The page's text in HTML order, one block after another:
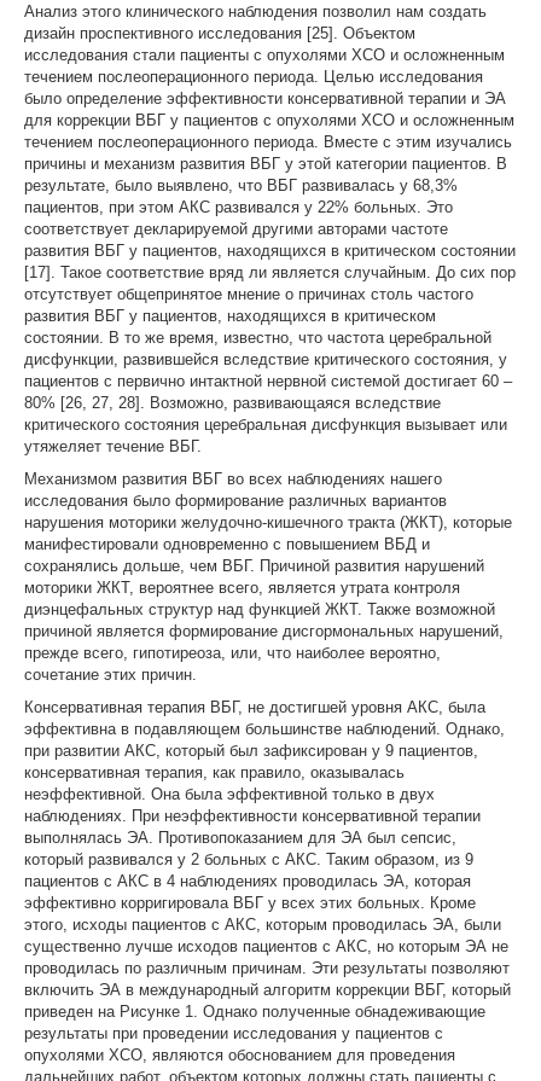
Анализ этого клинического наблюдения позволил нам создать
дизайн проспективного исследования [25]. Объектом
исследования стали пациенты с опухолями ХСО и осложненным
течением послеоперационного периода. Целью исследования
было определение эффективности консервативной терапии и ЭА
для коррекции ВБГ у пациентов с опухолями ХСО и осложненным
течением послеоперационного периода. Вместе с этим изучались
причины и механизм развития ВБГ у этой категории пациентов. В
результате, было выявлено, что ВБГ развивалась у 68,3%
пациентов, при этом АКС развивался у 22% больных. Это
соответствует декларируемой другими авторами частоте
развития ВБГ у пациентов, находящихся в критическом состоянии
[17]. Такое соответствие вряд ли является случайным. До сих пор
отсутствует общепринятое мнение о причинах столь частого
развития ВБГ у пациентов, находящихся в критическом
состоянии. В то же время, известно, что частота церебральной
дисфункции, развившейся вследствие критического состояния, у
пациентов с первично интактной нервной системой достигает 60 –
80% [26, 27, 28]. Возможно, развивающаяся вследствие
критического состояния церебральная дисфункция вызывает или
утяжеляет течение ВБГ.
Механизмом развития ВБГ во всех наблюдениях нашего
исследования было формирование различных вариантов
нарушения моторики желудочно-кишечного тракта (ЖКТ), которые
манифестировали одновременно с повышением ВБД и
сохранялись дольше, чем ВБГ. Причиной развития нарушений
моторики ЖКТ, вероятнее всего, является утрата контроля
диэнцефальных структур над функцией ЖКТ. Также возможной
причиной является формирование дисгормональных нарушений,
прежде всего, гипотиреоза, или, что наиболее вероятно,
сочетание этих причин.
Консервативная терапия ВБГ, не достигшей уровня АКС, была
эффективна в подавляющем большинстве наблюдений. Однако,
при развитии АКС, который был зафиксирован у 9 пациентов,
консервативная терапия, как правило, оказывалась
неэффективной. Она была эффективной только в двух
наблюдениях. При неэффективности консервативной терапии
выполнялась ЭА. Противопоказанием для ЭА был сепсис,
который развивался у 2 больных с АКС. Таким образом, из 9
пациентов с АКС в 4 наблюдениях проводилась ЭА, которая
эффективно корригировала ВБГ у всех этих больных. Кроме
этого, исходы пациентов с АКС, которым проводилась ЭА, были
существенно лучше исходов пациентов с АКС, но которым ЭА не
проводилась по различным причинам. Эти результаты позволяют
включить ЭА в международный алгоритм коррекции ВБГ, который
приведен на Рисунке 1. Однако полученные обнадеживающие
результаты при проведении исследования у пациентов с
опухолями ХСО, являются обоснованием для проведения
дальнейших работ, объектом которых должны стать пациенты с